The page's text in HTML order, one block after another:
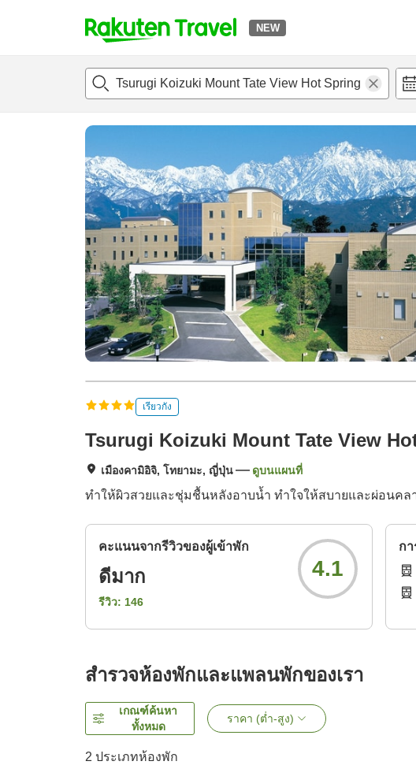
NEW
t
p
a
e
_
s
e
a
r
c
h
แนะนำที่พักห้องพักและแพลนพักรีวิวสิ่่งอำนวยความสะดวก
เรียวกัง
Tsurugi Koizuki Mount Tate View
เมืองคามิอิจิ, โทยามะ, ญี่ปุ่น ดูบนแผนที่
ทำให้ผิวสวยและชุ่มชื้นหลังอาบน้ำ ทำใจให้สบายและผ่อนคล
คะแนนจากรีวิวของผู้เข้าพัก
ดีมาก
รีวิว: 146
4.1
กา
สำรวจห้องพักและแพลนพักของเรา
เกณฑ์ค้นหา
ทั้งหมด
ราคา (ต่ำ-สูง)
2 ประเภทห้องพัก